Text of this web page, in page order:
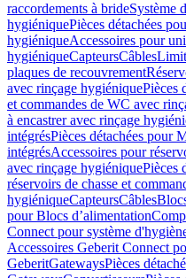
raccordements à brideSystème
hygiéniquePièces détachées
hygiéniqueAccessoires pour
hygiéniqueCapteursCâbles
plaques de recouvrement
avec rinçage hygiéniquePièces
et commandes de WC avec
à encastrer avec rinçage
intégrésPièces détachées pour
intégrésAccessoires pour
avec rinçage hygiéniquePièces
réservoirs de chasse et
hygiéniqueCapteursCâbles
pour Blocs d’alimentation
Connect pour système
Accessoires Geberit Connect
GeberitGatewaysPièces